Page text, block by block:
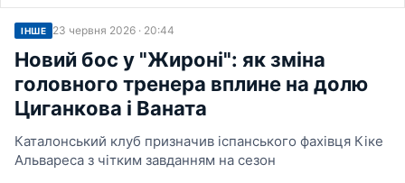
ІНШЕ 23 червня 2026 · 20:44
Новий бос у "Жироні": як зміна
головного тренера вплине на долю
Циганкова і Ваната
Каталонський клуб призначив іспанського фахівця Кіке
Альвареса з чітким завданням на сезон